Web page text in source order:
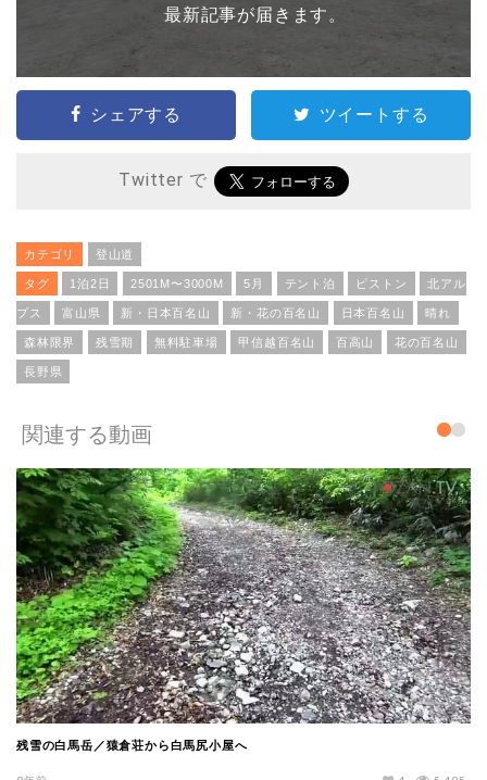
最新記事が届きます。
シェアする ツイートする
Twitter で
カテゴリ 登山道
タグ 1泊2日 2501M〜3000M 5月 テント泊 ピストン 北アル
プス 富山県 新・日本百名山 新・花の百名山 日本百名山 晴れ
森林限界 残雪期 無料駐車場 甲信越百名山 百高山 花の百名山
長野県
関連する動画
残雪の白馬岳／猿倉荘から白馬尻小屋へ